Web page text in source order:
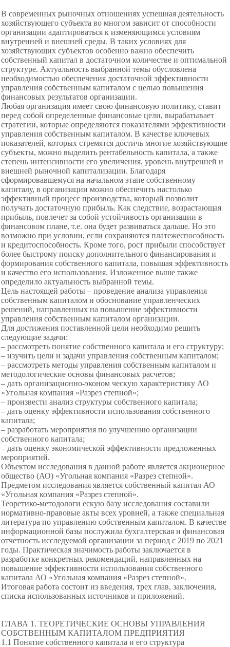
В современных рыночных отношениях успешная деятельность
хозяйствующего субъекта во многом зависит от способности
организации адаптироваться к изменяющимся условиям
внутренней и внешней среды. В таких условиях для
хозяйствующих субъектов особенно важно обеспечить
собственный капитал в достаточном количестве и оптимальной
структуре. Актуальность выбранной темы обусловлена
необходимостью обеспечения достаточной эффективности
управления собственным капиталом с целью повышения
финансовых результатов организации.
Любая организация имеет свою финансовую политику, ставит
перед собой определенные финансовые цели, вырабатывает
стратегии, которые определяются показателями эффективности
управления собственным капиталом. В качестве ключевых
показателей, которых стремятся достичь многие хозяйствующие
субъекты, можно выделить рентабельность капитала, а также
степень интенсивности его увеличения, уровень внутренней и
внешней рыночной капитализации. Благодаря
сформировавшемуся на начальном этапе собственному
капиталу, в организации можно обеспечить настолько
эффективный процесс производства, который позволит
получать достаточную прибыль. Как следствие, возрастающая
прибыль, повлечет за собой устойчивость организации в
финансовом плане, т.е. она будет развиваться дальше. Но это
возможно при условии, если сохраняются платежеспособность
и кредитоспособность. Кроме того, рост прибыли способствует
более быстрому поиску дополнительного финансирования и
формирования собственного капитала, повышая эффективность
и качество его использования. Изложенное выше также
определило актуальность выбранной темы.
Цель настоящей работы – проведение анализа управления
собственным капиталом и обоснование управленческих
решений, направленных на повышение эффективности
управления собственным капиталом организации.
Для достижения поставленной цели необходимо решить
следующие задачи:
– рассмотреть понятие собственного капитала и его структуру;
– изучить цели и задачи управления собственным капиталом;
– рассмотреть методы управления собственным капиталом и
методологические основы финансовых расчетов;
– дать организационно-эконом ческую характеристику АО
«Угольная компания «Разрез степной»;
– произвести анализ структуры собственного капитала;
– дать оценку эффективности использования собственного
капитала;
– разработать мероприятия по улучшению организации
собственного капитала;
– дать оценку экономической эффективности предложенных
мероприятий.
Объектом исследования в данной работе является акционерное
общество (АО) «Угольная компания «Разрез степной».
Предметом исследования является собственный капитал АО
«Угольная компания «Разрез степной».
Теоретико-методологи ескую базу исследования составили
нормативно-правовые акты всех уровней, а также специальная
литература по управлению собственным капиталом. В качестве
информационной базы послужила бухгалтерская и финансовая
отчетность исследуемой организации за период с 2019 по 2021
годы. Практическая значимость работы заключается в
разработке конкретных рекомендаций, направленных на
повышение эффективности использования собственного
капитала АО «Угольная компания «Разрез степной».
Итоговая работа состоит из введения, трех глав, заключения,
списка использованных источников и приложений.
ГЛАВА 1. ТЕОРЕТИЧЕСКИЕ ОСНОВЫ УПРАВЛЕНИЯ
СОБСТВЕННЫМ КАПИТАЛОМ ПРЕДПРИЯТИЯ
1.1 Понятие собственного капитала и его структура